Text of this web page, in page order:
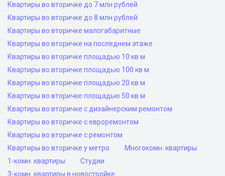
Квартиры во вторичке до 7 млн рублей
Квартиры во вторичке до 8 млн рублей
Квартиры во вторичке малогабаритные
Квартиры во вторичке на последнем этаже
Квартиры во вторичке площадью 10 кв м
Квартиры во вторичке площадью 100 кв м
Квартиры во вторичке площадью 20 кв м
Квартиры во вторичке площадью 50 кв м
Квартиры во вторичке с дизайнерским ремонтом
Квартиры во вторичке с евроремонтом
Квартиры во вторичке с ремонтом
Квартиры во вторичке у метро
Многокомн. квартиры
1-комн. квартиры
Студии
3-комн. квартиры в новостройке